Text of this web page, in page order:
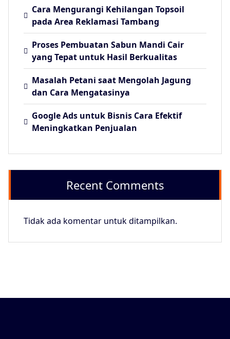
Cara Mengurangi Kehilangan Topsoil
pada Area Reklamasi Tambang
Proses Pembuatan Sabun Mandi Cair
yang Tepat untuk Hasil Berkualitas
Masalah Petani saat Mengolah Jagung
dan Cara Mengatasinya
Google Ads untuk Bisnis Cara Efektif
Meningkatkan Penjualan
Recent Comments
Tidak ada komentar untuk ditampilkan.